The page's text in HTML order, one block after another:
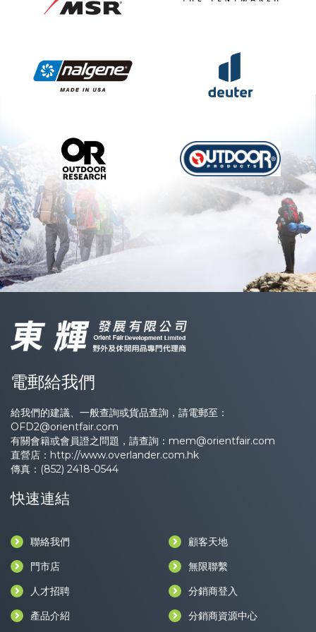
電郵給我們
給我們的建議、一般查詢或貨品查詢，請電郵至：
OFD2@orientfair.com
有關會籍或會員證之問題，請查詢： mem@orientfair.com
直營店： http://www.overlander.com.hk
傳真：(852) 2418-0544
快速連結
聯絡我們
門市店
人才招聘
產品介紹
顧客天地
無限聯繫
分銷商登入
分銷商資源中心